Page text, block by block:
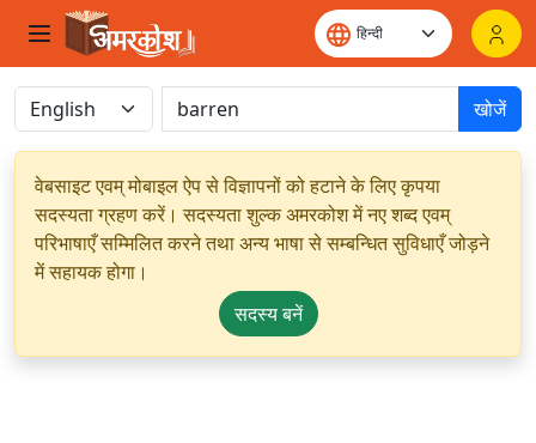
खोजें
वेबसाइट एवम् मोबाइल ऐप से विज्ञापनों को हटाने के लिए कृपया
सदस्यता ग्रहण करें। सदस्यता शुल्क अमरकोश में नए शब्द एवम्
परिभाषाएँ सम्मिलित करने तथा अन्य भाषा से सम्बन्धित सुविधाएँ जोड़ने
में सहायक होगा।
सदस्य बनें